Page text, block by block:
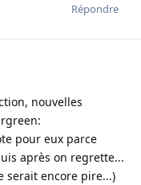
Répondre
nouvelles
pour eux parce
après on regrette...
serait encore pire...)